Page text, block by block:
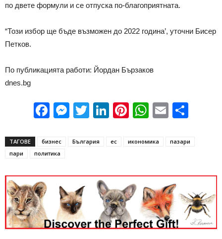
по двете формули и се отпуска по-благоприятната.
“Този избор ще бъде възможен до 2022 година’, уточни Бисер
Петков.
По публикацията работи: Йордан Бързаков
dnes.bg
Facebook
Messenger
Twitter
LinkedIn
Pinterest
WhatsApp
Email
ТАГОВЕ бизнес България ес икономика
пазари
пари
политика